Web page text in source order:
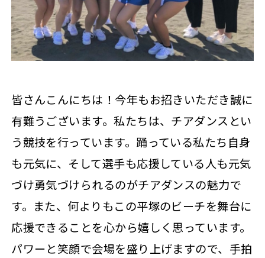
皆さんこんにちは！今年もお招きいただき誠に
有難うございます。私たちは、チアダンスとい
う競技を行っています。踊っている私たち自身
も元気に、そして選手も応援している人も元気
づけ勇気づけられるのがチアダンスの魅力で
す。また、何よりもこの平塚のビーチを舞台に
応援できることを心から嬉しく思っています。
パワーと笑顔で会場を盛り上げますので、手拍